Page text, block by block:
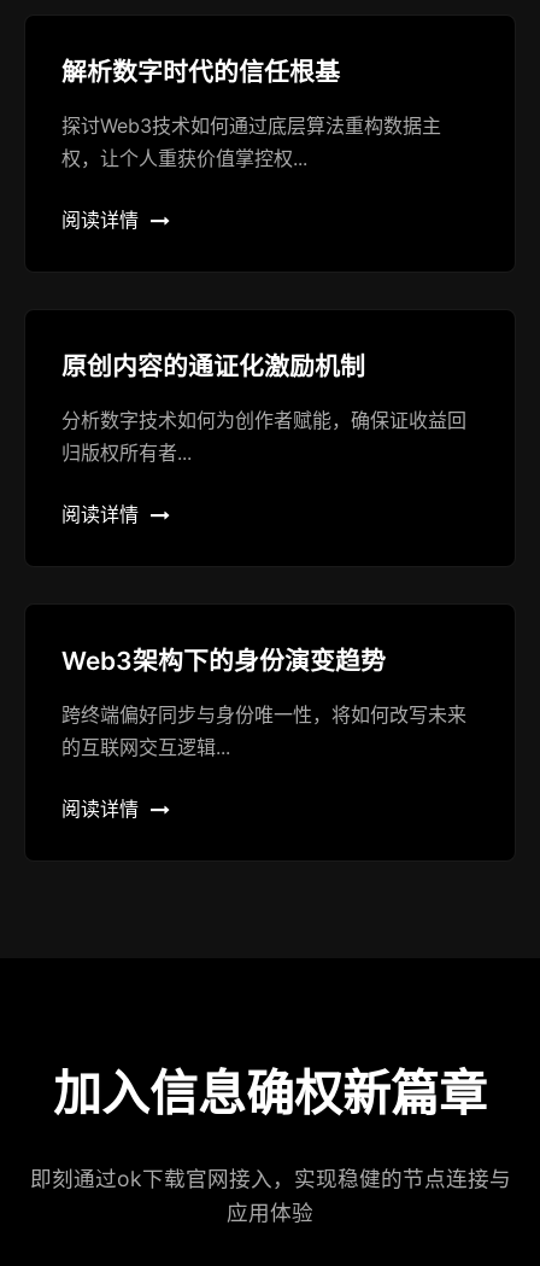
解析数字时代的信任根基
探讨Web3技术如何通过底层算法重构数据主
权，让个人重获价值掌控权...
阅读详情
原创内容的通证化激励机制
分析数字技术如何为创作者赋能，确保证收益回
归版权所有者...
阅读详情
Web3架构下的身份演变趋势
跨终端偏好同步与身份唯一性，将如何改写未来
的互联网交互逻辑...
阅读详情
加入信息确权新篇章
即刻通过ok下载官网接入，实现稳健的节点连接与
应用体验